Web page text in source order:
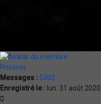
Prisoner
Messages : 5302
Enregistré le : lun. 31 août